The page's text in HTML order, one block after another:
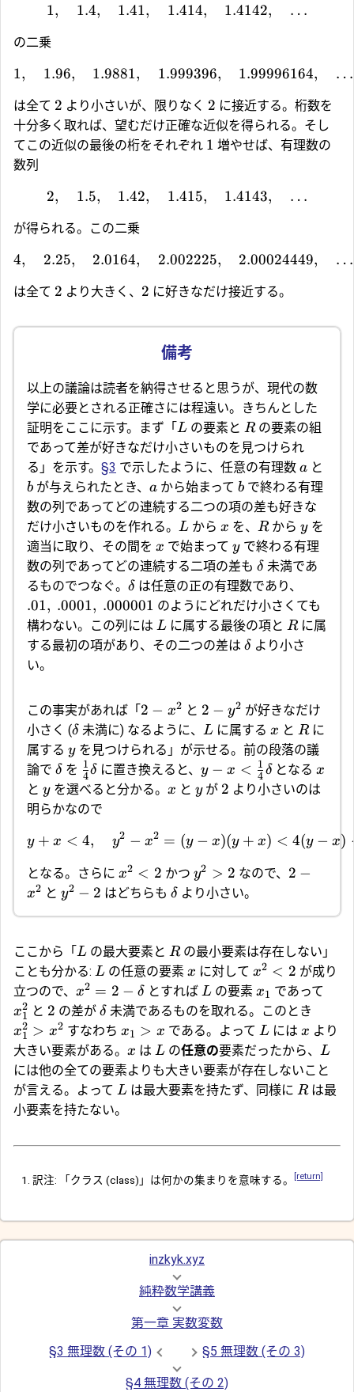
1, 1.4, 1.41, 1.414, 1.4142, …
の二乗
1, 1.96, 1.9881, 1.999396, 1.99996164, …
は全て 2 より小さいが、限りなく 2 に接近する。桁数を
十分多く取れば、望むだけ正確な近似を得られる。そし
てこの近似の最後の桁をそれぞれ 1 増やせば、有理数の
数列
2, 1.5, 1.42, 1.415, 1.4143, …
が得られる。この二乗
4, 2.25, 2.0164, 2.002225, 2.00024449, …
は全て 2 より大きく、 2 に好きなだけ接近する。
以上の議論は読者を納得させると思うが、現代の数
学に必要とされる正確さには程遠い。きちんとした
証明をここに示す。まず「L の要素と Rの要素の組
であって差が好きなだけ小さいものを見つけられ
る」を示す。 §3 で示したように、任意の有理数 a と
b が与えられたとき、 a から始まって b で終わる有理
数の列であってどの連続する二つの項の差も好きな
だけ小さいものを作れる。 L から x を、 Rからyを
適当に取り、その間を x で始まって yで終わる有理
数の列であってどの連続する二項の差も δ未満であ
るものでつなぐ。 δは任意の正の有理数であり、
.01, .0001, .000001 のようにどれだけ小さくても
構わない。この列には L に属する最後の項と Rに属
する最初の項があり、その二つの差は δより小さ
い。
この事実があれば「2 − x2 と 2 − y2 が好きなだけ
小さく (δ未満に) なるように、 Lに属する x と Rに
属する yを見つけられる」が示せる。前の段落の議
論で δを 4
1 δ に置き換えると、y − x < 4
1 δとなるx
と yを選べると分かる。 x と yが 2 より小さいのは
明らかなので
y + x < 4, y2 − x2 = (y − x)(y + x) < 4(y − x)
となる。さらに x2 < 2 かつ y2 > 2 なので、 2 −
x2 と y2 − 2 はどちらもδ より小さい。
ここから「L の最大要素と Rの最小要素は存在しない」
ことも分かる: L の任意の要素 x に対して x2 < 2 が成り
立つので、 x2 = 2 − δ とすればL の要素x1 であって
x1
2 と 2 の差が δ未満であるものを取れる。このとき
x1
2 > x2 すなわち x1 > x である。よって Lには x より
大きい要素がある。 x は L の任意の要素だったから、 L
には他の全ての要素よりも大きい要素が存在しないこと
が言える。よって L は最大要素を持たず、同様に Rは最
小要素を持たない。
訳注: 「クラス (class)」は何かの集まりを意味する。 [return]
inzkyk.xyz
純粋数学講義
第一章 実数変数
§3 無理数 (その 1)
§5 無理数 (その 3)
§4 無理数 (その 2)